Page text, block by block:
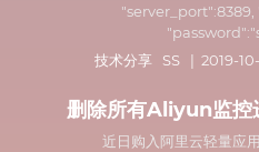
"server_port":8389,
技术分享
SS | 2019-
删除所有Aliyun监控
近日购入阿里云轻量应